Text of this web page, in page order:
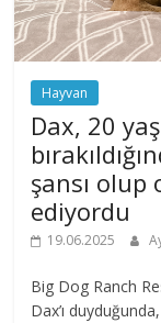
Hayvan
Dax, 20
şansı olup
ediyordu
19.06.2025
Big Dog Ranch
Dax’ı